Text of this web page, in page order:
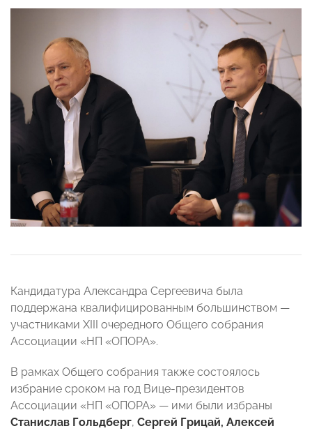
Кандидатура Александра Сергеевича была
поддержана квалифицированным большинством —
участниками XIII очередного Общего собрания
Ассоциации «НП «ОПОРА».
В рамках Общего собрания также состоялось
избрание сроком на год Вице-президентов
Ассоциации «НП «ОПОРА» — ими были избраны
Станислав Гольдберг, Сергей Грицай, Алексей